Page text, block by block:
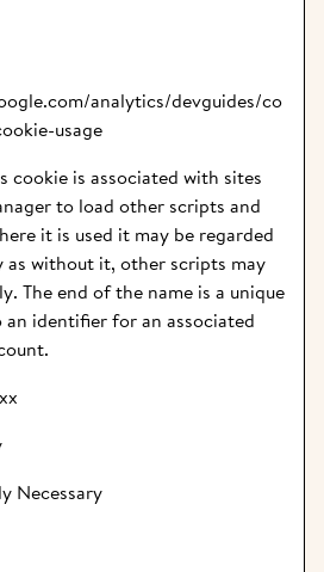
analytics/devguides/co
usage
cookie is associated with sites
to load other scripts and
it is used it may be regarded
as without it, other scripts may
The end of the name is a unique
an identifier for an associated
Necessary